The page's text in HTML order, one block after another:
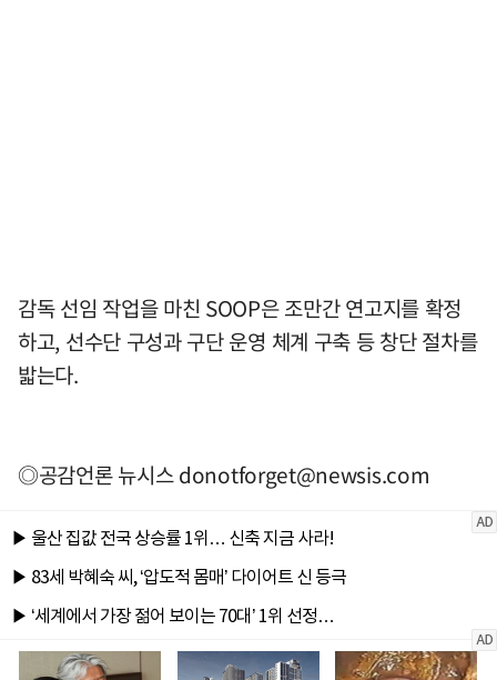
감독 선임 작업을 마친 SOOP은 조만간 연고지를 확정
하고, 선수단 구성과 구단 운영 체계 구축 등 창단 절차를
밟는다.
◎공감언론 뉴시스donotforget@newsis.com